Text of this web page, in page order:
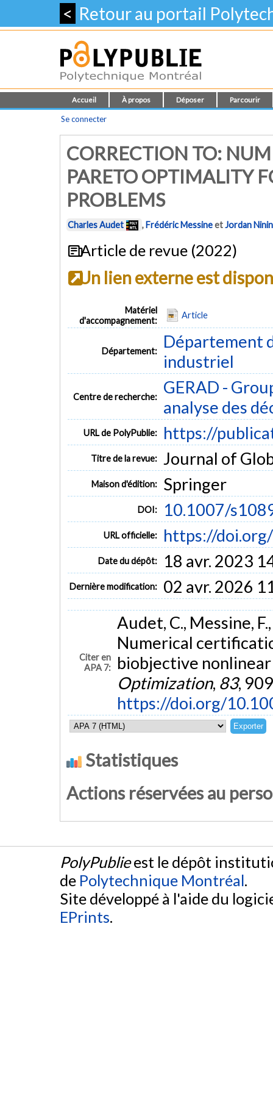
< Retour au portail
Accueil À propos Déposer Parcourir
Se connecter
CORRECTION TO:
PARETO OPTIMALITY
PROBLEMS
Charles Audet ,Frédéric MessineetJordan Ninin
Article de revue (2022)
Un lien externe est
Matériel
d'accompagnement:
Article
Département:
Département
industriel
Centre de recherche:
GERAD -
analyse des
URL de PolyPublie: https://
Titre de la revue: Journal of
Maison d'édition: Springer
DOI: 10.1007/
URL officielle: https://
Date du dépôt: 18 avr. 2023
Dernière modification: 02 avr. 2026
Citer en
APA 7:
Audet, C., Messine,
Numerical
biobjective
Optimization, 83,
https://doi.org/
Statistiques
Actions réservées au
PolyPublieest le dépôt
de Polytechnique Montréal.
Site développé à l'aide du
EPrints.